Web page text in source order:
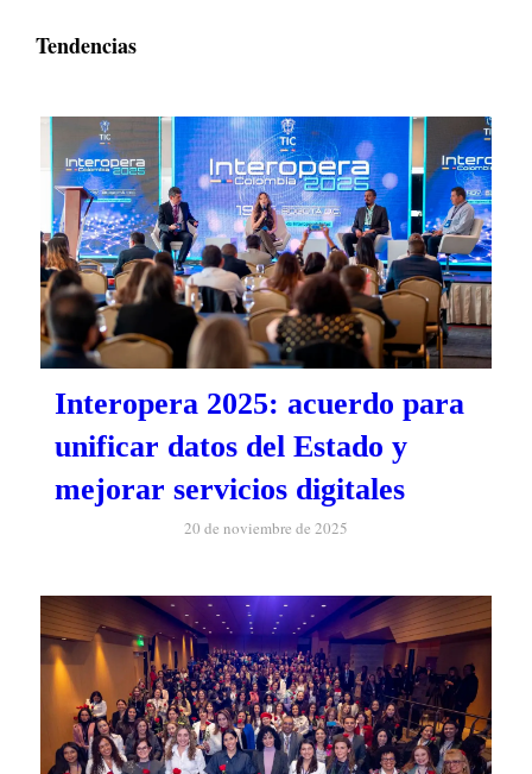
Tendencias
Interopera 2025: acuerdo para
unificar datos del Estado y
mejorar servicios digitales
20 de noviembre de 2025